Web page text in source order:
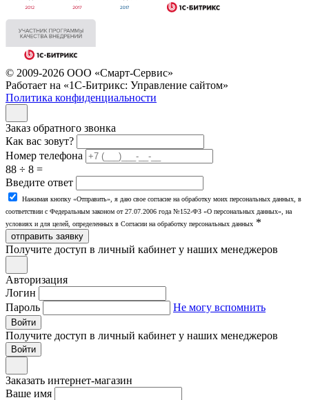
© 2009-2026 ООО «Смарт-Сервис»
Работает на «1С-Битрикс: Управление сайтом»
Политика конфиденциальности
Заказ обратного звонка
Как вас зовут?
Номер телефона
88 ÷ 8 =
Введите ответ
Нажимая кнопку «Отправить», я даю свое согласие на обработку моих персональных данных, в
соответствии с Федеральным законом от 27.07.2006 года №152-ФЗ «О персональных данных», на
условиях и для целей, определенных в Согласии на обработку персональных данных *
отправить заявку
Получите доступ в личный кабинет у наших менеджеров
Авторизация
Логин
Пароль
Не могу вспомнить
Войти
Получите доступ в личный кабинет у наших менеджеров
Заказать интернет-магазин
Ваше имя